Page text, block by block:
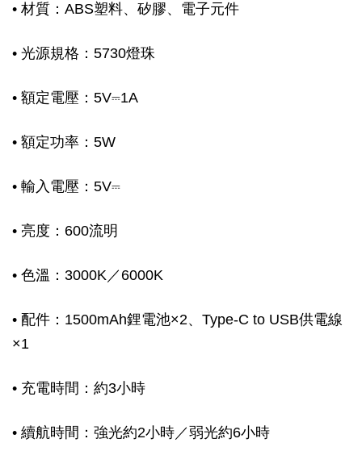
• 材質：ABS塑料、矽膠、電子元件
• 光源規格：5730燈珠
• 額定電壓：5V⎓1A
• 額定功率：5W
• 輸入電壓：5V⎓
• 亮度：600流明
• 色溫：3000K／6000K
• 配件：1500mAh鋰電池×2、Type-C to USB供電線
×1
• 充電時間：約3小時
• 續航時間：強光約2小時／弱光約6小時